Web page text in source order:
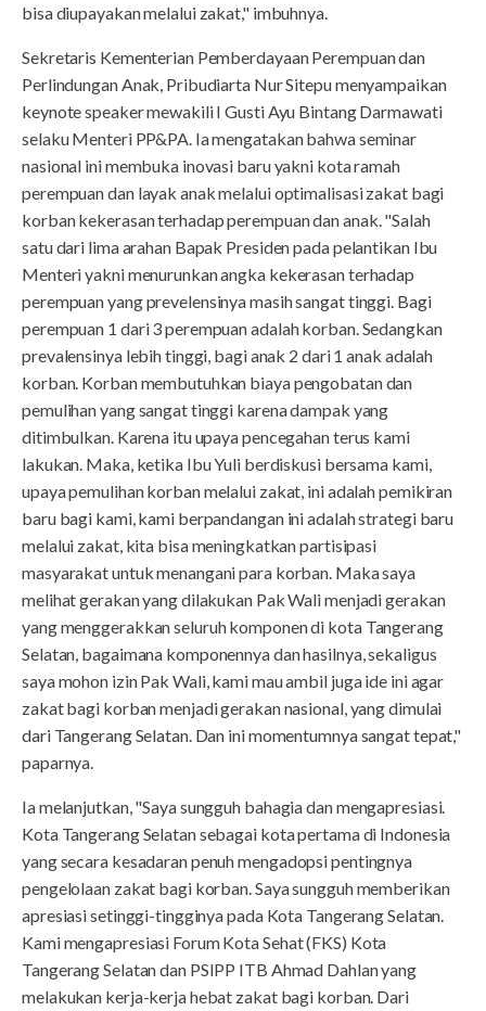
bisa diupayakan melalui zakat," imbuhnya.
Sekretaris Kementerian Pemberdayaan Perempuan dan
Perlindungan Anak, Pribudiarta Nur Sitepu menyampaikan
keynote speaker mewakili I Gusti Ayu Bintang Darmawati
selaku Menteri PP&PA. Ia mengatakan bahwa seminar
nasional ini membuka inovasi baru yakni kota ramah
perempuan dan layak anak melalui optimalisasi zakat bagi
korban kekerasan terhadap perempuan dan anak. "Salah
satu dari lima arahan Bapak Presiden pada pelantikan Ibu
Menteri yakni menurunkan angka kekerasan terhadap
perempuan yang prevelensinya masih sangat tinggi. Bagi
perempuan 1 dari 3 perempuan adalah korban. Sedangkan
prevalensinya lebih tinggi, bagi anak 2 dari 1 anak adalah
korban. Korban membutuhkan biaya pengobatan dan
pemulihan yang sangat tinggi karena dampak yang
ditimbulkan. Karena itu upaya pencegahan terus kami
lakukan. Maka, ketika Ibu Yuli berdiskusi bersama kami,
upaya pemulihan korban melalui zakat, ini adalah pemikiran
baru bagi kami, kami berpandangan ini adalah strategi baru
melalui zakat, kita bisa meningkatkan partisipasi
masyarakat untuk menangani para korban. Maka saya
melihat gerakan yang dilakukan Pak Wali menjadi gerakan
yang menggerakkan seluruh komponen di kota Tangerang
Selatan, bagaimana komponennya dan hasilnya, sekaligus
saya mohon izin Pak Wali, kami mau ambil juga ide ini agar
zakat bagi korban menjadi gerakan nasional, yang dimulai
dari Tangerang Selatan. Dan ini momentumnya sangat tepat,"
paparnya.
Ia melanjutkan, "Saya sungguh bahagia dan mengapresiasi.
Kota Tangerang Selatan sebagai kota pertama di Indonesia
yang secara kesadaran penuh mengadopsi pentingnya
pengelolaan zakat bagi korban. Saya sungguh memberikan
apresiasi setinggi-tingginya pada Kota Tangerang Selatan.
Kami mengapresiasi Forum Kota Sehat (FKS) Kota
Tangerang Selatan dan PSIPP ITB Ahmad Dahlan yang
melakukan kerja-kerja hebat zakat bagi korban. Dari